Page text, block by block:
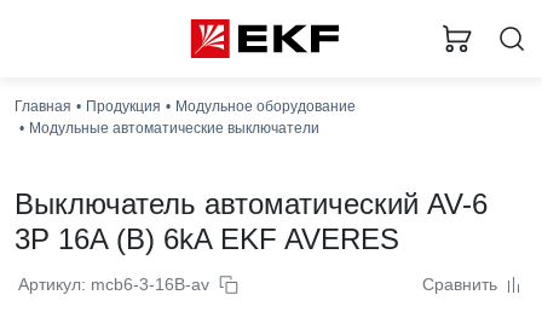
Главная Продукция
Модульное оборудование
Модульные автоматические выключатели
Выключатель автоматический AV-6
3P 16A (B) 6kA EKF AVERES
Артикул: mcb6-3-16B-av Сравнить